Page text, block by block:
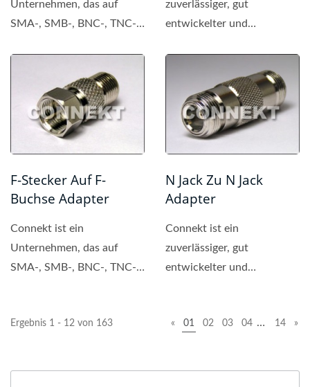
Unternehmen, das auf
SMA-, SMB-, BNC-, TNC-,
spezialisiert...
zuverlässiger, gut
entwickelter und
Steckverbindern....
F-Stecker Auf F-
Buchse Adapter
Connekt ist ein
Unternehmen, das auf
SMA-, SMB-, BNC-, TNC-,
spezialisiert...
N Jack Zu N Jack
Adapter
Connekt ist ein
zuverlässiger, gut
entwickelter und
Steckverbindern....
Ergebnis 1 - 12 von 163 « 01 02 03 04 … 14 »